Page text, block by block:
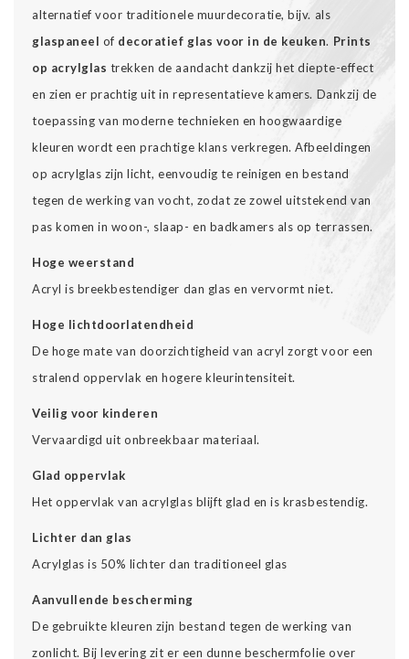
alternatief voor traditionele muurdecoratie, bijv. als
glaspaneel of decoratief glas voor in de keuken. Prints
op acrylglas trekken de aandacht dankzij het diepte-effect
en zien er prachtig uit in representatieve kamers. Dankzij de
toepassing van moderne technieken en hoogwaardige
kleuren wordt een prachtige klans verkregen. Afbeeldingen
op acrylglas zijn licht, eenvoudig te reinigen en bestand
tegen de werking van vocht, zodat ze zowel uitstekend van
pas komen in woon-, slaap- en badkamers als op terrassen.
Hoge weerstand
Acryl is breekbestendiger dan glas en vervormt niet.
Hoge lichtdoorlatendheid
De hoge mate van doorzichtigheid van acryl zorgt voor een
stralend oppervlak en hogere kleurintensiteit.
Veilig voor kinderen
Vervaardigd uit onbreekbaar materiaal.
Glad oppervlak
Het oppervlak van acrylglas blijft glad en is krasbestendig.
Lichter dan glas
Acrylglas is 50% lichter dan traditioneel glas
Aanvullende bescherming
De gebruikte kleuren zijn bestand tegen de werking van
zonlicht. Bij levering zit er een dunne beschermfolie over